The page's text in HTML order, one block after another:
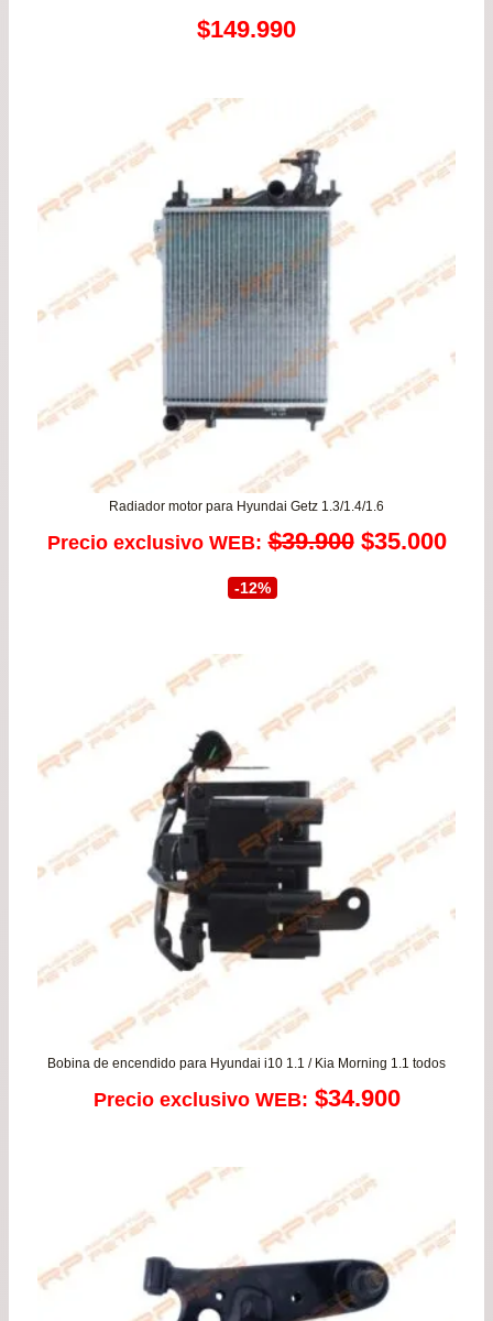
$149.990Rango
precios:
desde
$78.900
hasta
$149.990
Radiador motor para Hyundai Getz 1.3/1.4/1.6
Precio exclusivo WEB: $39.900 El
era:
$39.900.
$35.000El
-12%
Bobina de encendido para Hyundai i10 1.1 / Kia Morning 1.1 todos
Precio exclusivo WEB: $34.900